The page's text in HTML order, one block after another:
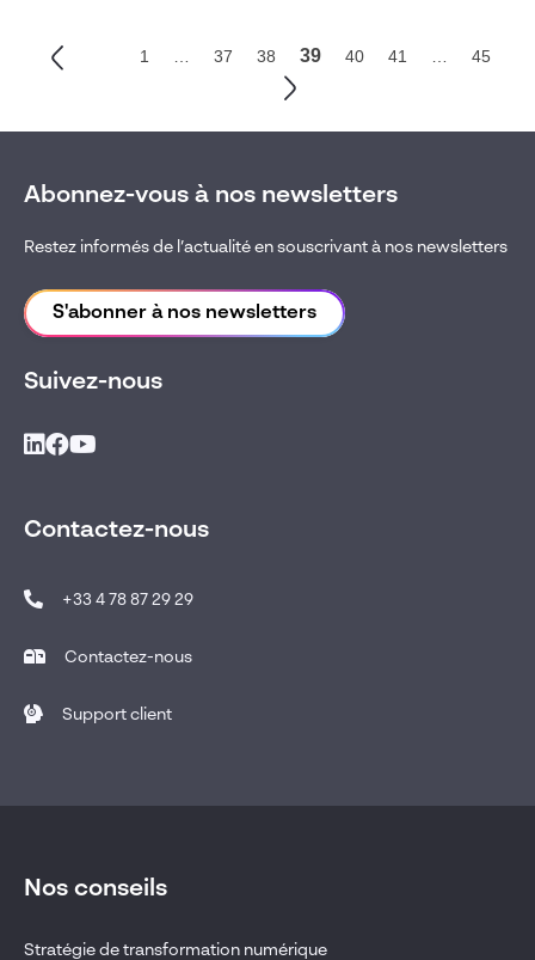
1 37 38 39 40 41 45
Abonnez-vous à nos newsletters
Restez informés de l’actualité en souscrivant à nos newsletters
S'abonner à nos newsletters
Suivez-nous
Contactez-nous
+33 4 78 87 29 29
Contactez-nous
Support client
Nos conseils
Stratégie de transformation numérique